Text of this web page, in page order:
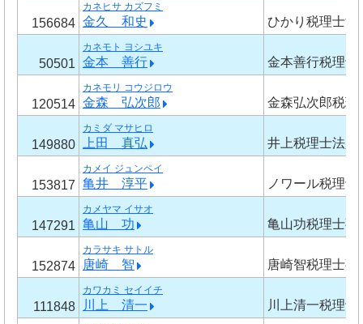
156684
カネヒサ カズフミ
金久 和史 ひかり税理士
50501
カネモト ヨシユキ
金本 善行 金本善行税理士
120514
カネモリ コウジロウ
金森 弘次郎 金森弘次郎税理
149880
カミダ マサヒロ
上田 真弘 井上税理士法人
153817
カメイ ジュンペイ
亀井 淳平 ノワール税理士
147291
カメヤマ イサオ
亀山 功 亀山功税理士事
152874
カラサキ サトル
唐崎 智 唐崎智税理士事
111848
カワカミ セイイチ
川上 清一 川上清一税理士